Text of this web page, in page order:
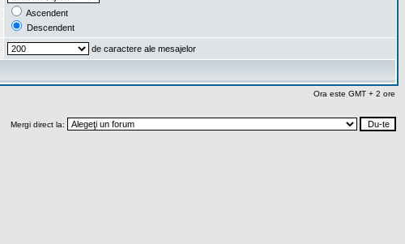
Ascendent
Descendent
de caractere ale mesajelor
Ora este GMT + 2 ore
Mergi direct la: